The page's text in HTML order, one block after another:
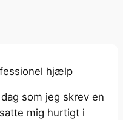
hjælp
som jeg skrev en
mig hurtigt i